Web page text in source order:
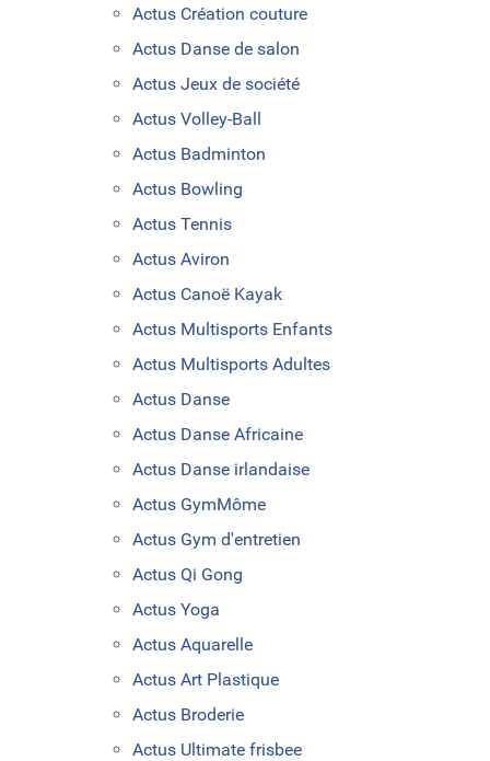
Actus Création couture
Actus Danse de salon
Actus Jeux de société
Actus Volley-Ball
Actus Badminton
Actus Bowling
Actus Tennis
Actus Aviron
Actus Canoë Kayak
Actus Multisports Enfants
Actus Multisports Adultes
Actus Danse
Actus Danse Africaine
Actus Danse irlandaise
Actus GymMôme
Actus Gym d'entretien
Actus Qi Gong
Actus Yoga
Actus Aquarelle
Actus Art Plastique
Actus Broderie
Actus Ultimate frisbee